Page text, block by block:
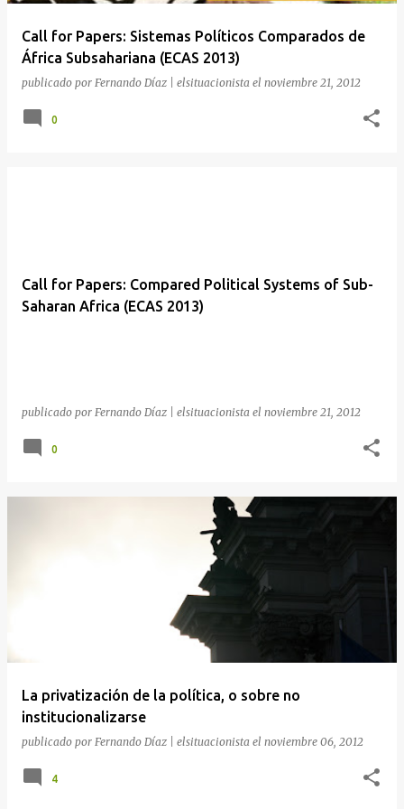
Call for Papers: Sistemas Políticos Comparados de
África Subsahariana (ECAS 2013)
publicado por Fernando Díaz | elsituacionista el noviembre 21, 2012
0
Call for Papers: Compared Political Systems of Sub-
Saharan Africa (ECAS 2013)
publicado por Fernando Díaz | elsituacionista el noviembre 21, 2012
0
La privatización de la política, o sobre no
institucionalizarse
publicado por Fernando Díaz | elsituacionista el noviembre 06, 2012
4